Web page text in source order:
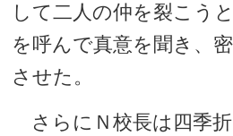
して二人の仲を裂こう
を呼んで真意を聞き、
させた。
さらにＮ校長は四季